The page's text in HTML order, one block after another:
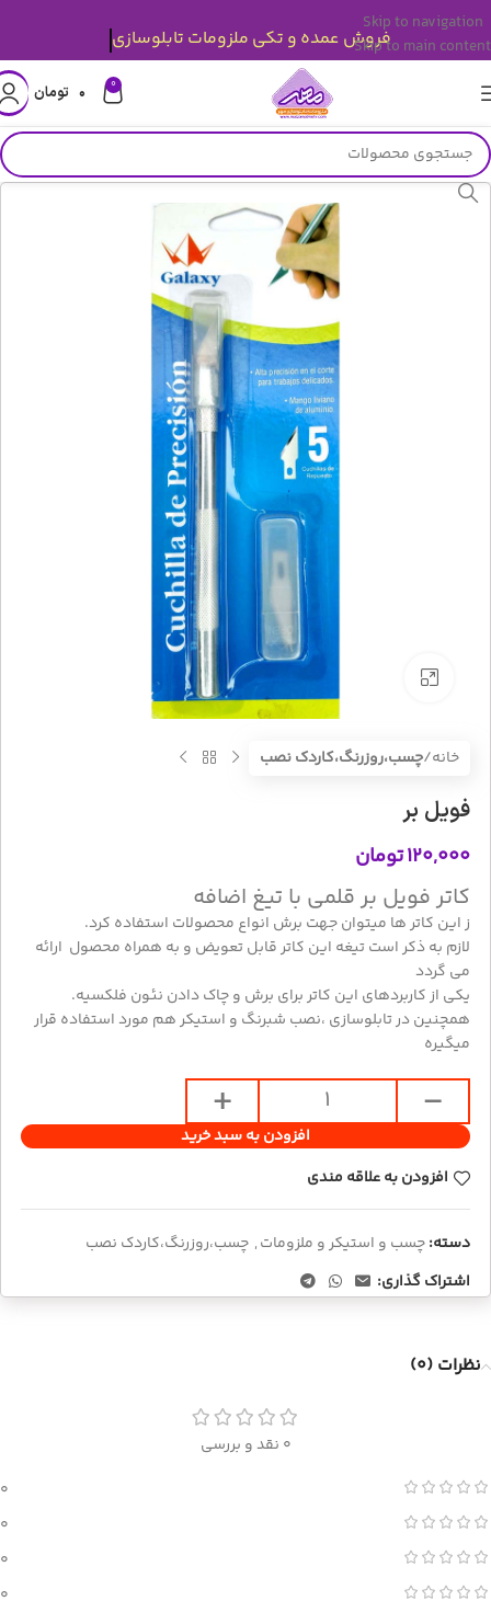
Skip to navigation
Skip to main content
0 ۰ تومان
بزرگنمایی تصویر
خانه چسب،روزرنگ،کاردک نصب
فویل بر
۱۲۰,۰۰۰تومان
کاتر فویل بر قلمی با تیغ اضافه
ز این کاتر ها میتوان جهت برش انواع محصولات استفاده کرد.
لازم به ذکر است تیغه این کاتر قابل تعویض و به همراه محصول ارائه
می گردد
یکی از کاربردهای این کاتر برای برش و چاک دادن نئون فلکسیه.
همچنین در تابلوسازی ،نصب شبرنگ و استیکر هم مورد استفاده قرار
میگیره
افزودن به سبد خرید
افزودن به علاقه مندی
دسته:چسب و استیکر و ملزومات, چسب،روزرنگ،کاردک نصب
اشتراک گذاری:
نظرات (0)
0 نقد و بررسی
0
0
0
0
فروش عمده و تکی ملزومات تابلوسازی